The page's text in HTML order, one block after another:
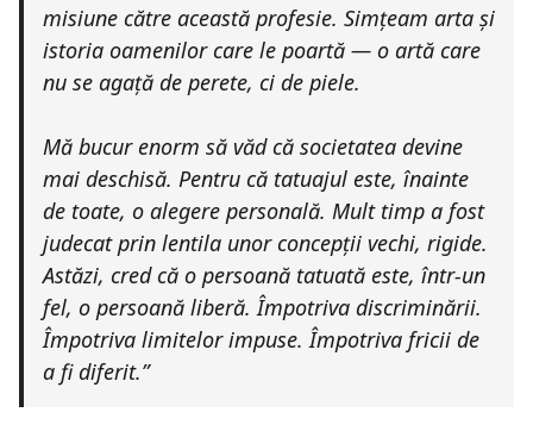
misiune către această profesie. Simțeam arta și
istoria oamenilor care le poartă — o artă care
nu se agață de perete, ci de piele.
Mă bucur enorm să văd că societatea devine
mai deschisă. Pentru că tatuajul este, înainte
de toate, o alegere personală. Mult timp a fost
judecat prin lentila unor concepții vechi, rigide.
Astăzi, cred că o persoană tatuată este, într-un
fel, o persoană liberă. Împotriva discriminării.
Împotriva limitelor impuse. Împotriva fricii de
a fi diferit.”